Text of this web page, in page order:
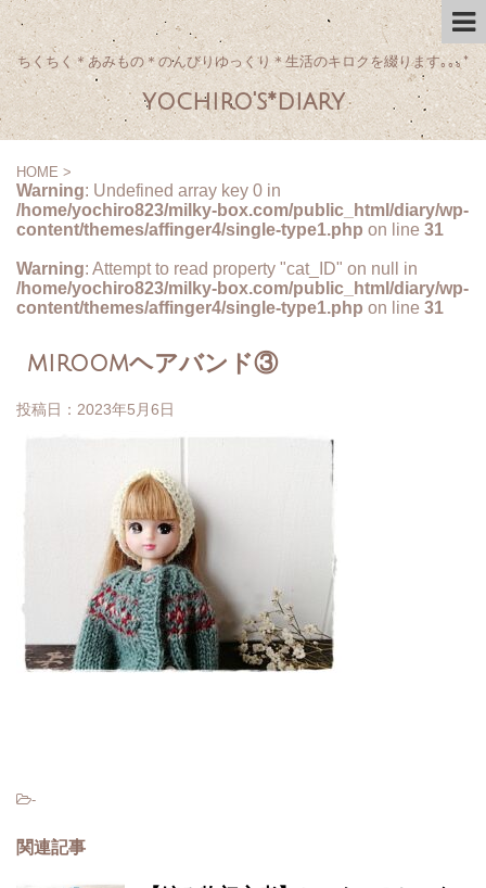
ちくちく＊あみもの＊のんびりゆっくり＊生活のキロクを綴ります｡｡｡*
yochiro's*diary
HOME >
Warning: Undefined array key 0 in
/home/yochiro823/milky-box.com/public_html/diary/wp-
content/themes/affinger4/single-type1.php on line 31
Warning: Attempt to read property "cat_ID" on null in
/home/yochiro823/milky-box.com/public_html/diary/wp-
content/themes/affinger4/single-type1.php on line 31
miroomヘアバンド③
投稿日： 2023年5月6日
-
関連記事